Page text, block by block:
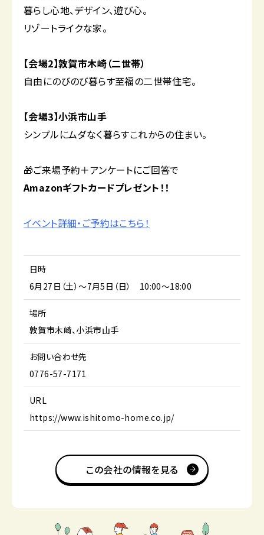
暮らし心地、デザイン、遊び心。
リゾートライクな家。
【会場2】敦賀市木崎（二世帯）
自由にのびのび暮らす至福の二世帯住宅。
【会場3】小浜市山手
シンプルにムダなく暮らすこれからの住まい。
🎁ご来場予約＋アンケートにご回答で
Amazonギフトカードプレゼント！！
イベント詳細・ご予約はこちら！
日時
6月27日（土）～7月5日（日） 10:00～18:00
場所
敦賀市木崎、小浜市山手
お問い合わせ先
0776-57-7171
URL
https://www.ishitomo-home.co.jp/
この会社の情報を見る